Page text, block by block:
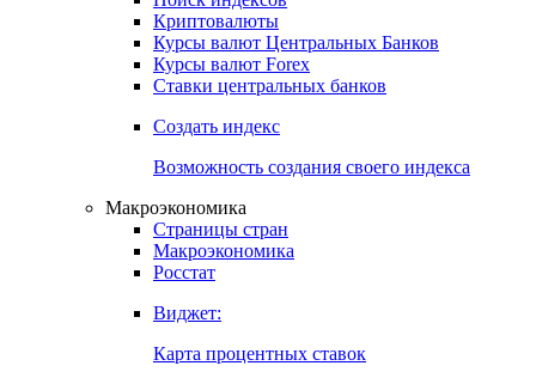
Криптовалюты
Курсы валют Центральных Банков
Курсы валют Forex
Ставки центральных банков
Создать индекс
Возможность создания своего индекса
Макроэкономика
Страницы стран
Макроэкономика
Росстат
Виджет:
Карта процентных ставок